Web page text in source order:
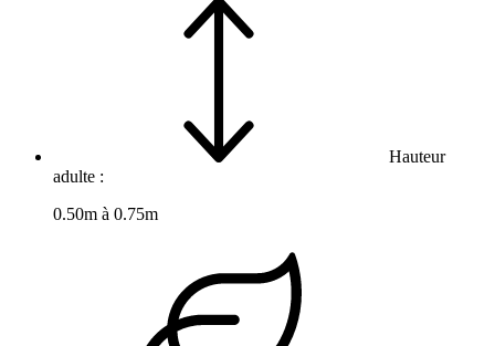
Hauteur
adulte :
0.50m à 0.75m